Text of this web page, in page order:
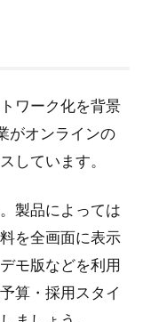
ワーク化を背景
がオンラインの
しています。
製品によっては
を全画面に表示
モ版などを利用
算・採用スタイ